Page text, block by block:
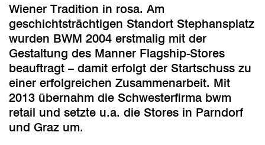
Wiener Tradition in rosa. Am
geschichtsträchtigen Standort Stephansplatz
wurden BWM 2004 erstmalig mit der
Gestaltung des Manner Flagship-Stores
beauftragt – damit erfolgt der Startschuss zu
einer erfolgreichen Zusammenarbeit. Mit
2013 übernahm die Schwesterfirma bwm
retail und setzte u.a. die Stores in Parndorf
und Graz um.